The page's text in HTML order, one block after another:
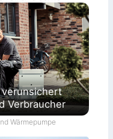
Verbraucher
Wärmepumpe